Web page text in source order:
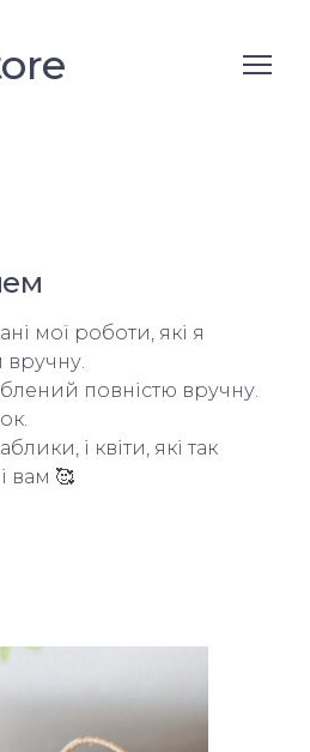
мої роботи, які я
вручну.
повністю вручну.
і квіти, які так
вам 🥰